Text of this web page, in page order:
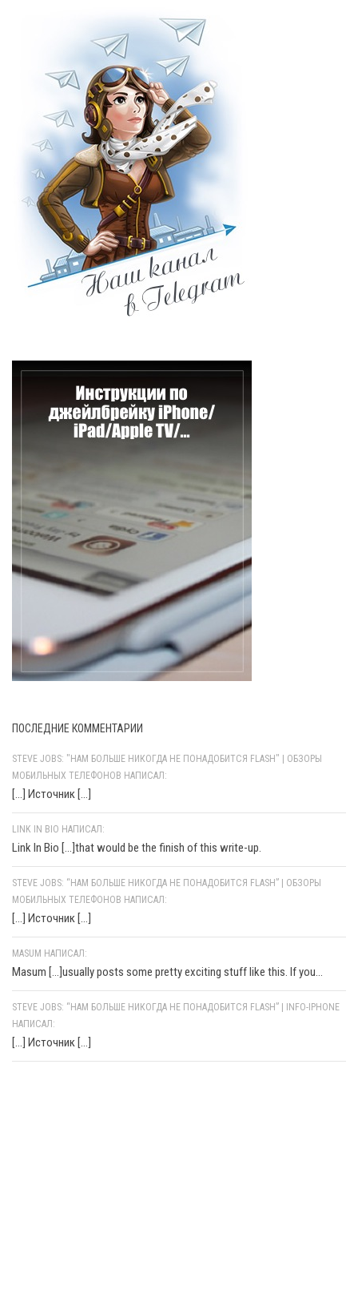
ПОСЛЕДНИЕ КОММЕНТАРИИ
STEVE JOBS: "НАМ БОЛЬШЕ НИКОГДА НЕ ПОНАДОБИТСЯ FLASH" | ОБЗОРЫ
МОБИЛЬНЫХ ТЕЛЕФОНОВ НАПИСАЛ:
[…] Источник […]
LINK IN BIO НАПИСАЛ:
Link In Bio [...]that would be the finish of this write-up.
STEVE JOBS: “НАМ БОЛЬШЕ НИКОГДА НЕ ПОНАДОБИТСЯ FLASH” | ОБЗОРЫ
МОБИЛЬНЫХ ТЕЛЕФОНОВ НАПИСАЛ:
[…] Источник […]
MASUM НАПИСАЛ:
Masum [...]usually posts some pretty exciting stuff like this. If you...
STEVE JOBS: “НАМ БОЛЬШЕ НИКОГДА НЕ ПОНАДОБИТСЯ FLASH” | INFO-IPHONE
НАПИСАЛ:
[…] Источник […]